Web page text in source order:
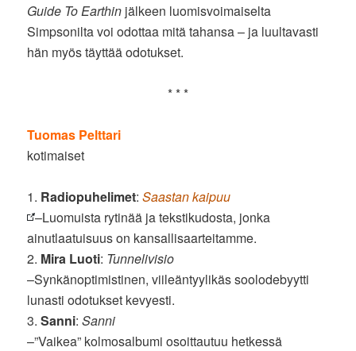
Guide To Earthin jälkeen luomisvoimaiselta
Simpsonilta voi odottaa mitä tahansa – ja luultavasti
hän myös täyttää odotukset.
* * *
Tuomas Pelttari
kotimaiset
1. Radiopuhelimet:Saastan kaipuu
–Luomuista rytinää ja tekstikudosta, jonka
ainutlaatuisuus on kansallisaarteitamme.
2. Mira Luoti: Tunnelivisio
–Synkänoptimistinen, viileäntyylikäs soolodebyytti
lunasti odotukset kevyesti.
3.Sanni:Sanni
–”Vaikea” kolmosalbumi osoittautuu hetkessä